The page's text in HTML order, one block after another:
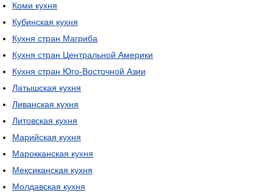
Коми кухня
Кубинская кухня
Кухня стран Магриба
Кухня стран Центральной Америки
Кухня стран Юго-Восточной Азии
Латышская кухня
Ливанская кухня
Литовская кухня
Марийская кухня
Марокканская кухня
Мексиканская кухня
Молдавская кухня